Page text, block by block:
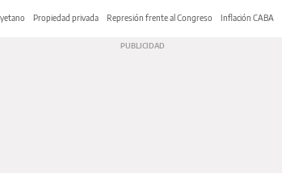
Propiedad privada Represión frente al Congreso Inflación CABA